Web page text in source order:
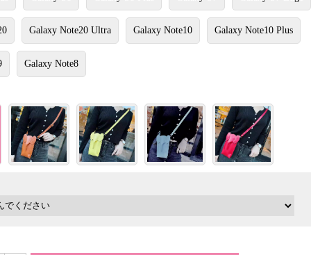
Galaxy Note20 Ultra Galaxy Note10 Galaxy Note10 Plus
Galaxy Note8